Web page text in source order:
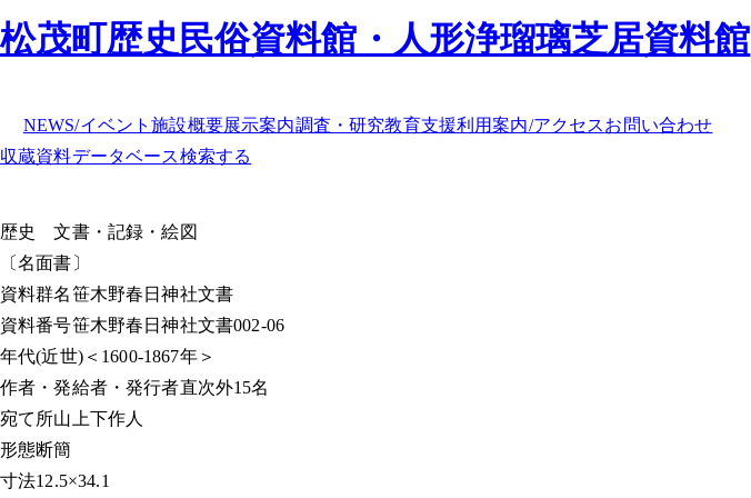
松茂町歴史民俗資料館・人形浄瑠璃芝居資料館
NEWS/イベント施設概要展示案内調査・研究教育支援利用案内/アクセスお問い合わせ
収蔵資料データベース検索する
歴史
文書・記録・絵図
〔名面書〕
資料群名笹木野春日神社文書
資料番号笹木野春日神社文書002-06
年代(近世)＜1600-1867年＞
作者・発給者・発行者直次外15名
宛て所山上下作人
形態断簡
寸法12.5×34.1